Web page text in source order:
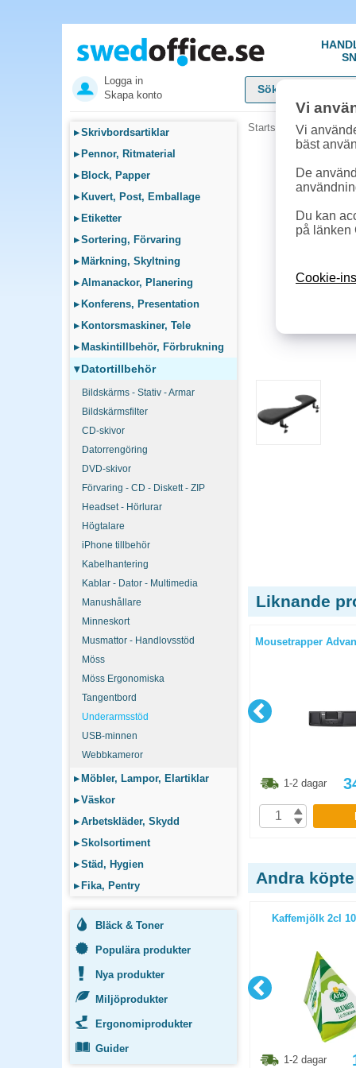
Logga in
Skapa konto
▸Skrivbordsartiklar
▸ Pennor, Ritmaterial
▸ Block, Papper
▸ Kuvert, Post, Emballage
▸ Etiketter
▸Sortering, Förvaring
▸ Märkning, Skyltning
▸Almanackor, Planering
▸ Konferens, Presentation
▸ Kontorsmaskiner, Tele
▸ Maskintillbehör, Förbrukning
▾Datortillbehör
Bildskärms - Stativ - Armar
Bildskärmsfilter
CD-skivor
Datorrengöring
DVD-skivor
Förvaring - CD - Diskett - ZIP
Headset - Hörlurar
Högtalare
iPhone tillbehör
Kabelhantering
Kablar - Dator - Multimedia
Manushållare
Minneskort
Musmattor - Handlovsstöd
Möss
Möss Ergonomiska
Tangentbord
Underarmsstöd
USB-minnen
Webbkameror
▸ Möbler, Lampor, Elartiklar
▸Väskor
▸Arbetskläder, Skydd
▸Skolsortiment
▸Städ, Hygien
▸ Fika, Pentry
Bläck & Toner
Populära produkter
Nya produkter
Miljöprodukter
Ergonomiprodukter
Guider
Startsida »
Liknande
Fiberpenna Stabilo 88 0,4mm
1-2 dagar 268.80
KÖP
Mousetrapper
1-2 dagar
Andra
Filter Brewmatic oblekt 90mm
250st/fp
Kaffemjölk 2cl
1-2 dagar
Vi
Vi
bäst
De
Du kan
på länken
Cookie-